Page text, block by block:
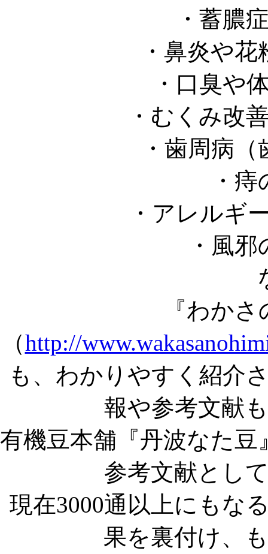
・蓄膿
・鼻炎や
・口臭や
・むくみ改
・歯周病
・
・アレルギ
・風
『わか
（http://
も、わかりやすく紹介
報や参考文献
有機豆本舗『丹波なた
参考文献とし
現在3000通以上にもな
果を裏付け、